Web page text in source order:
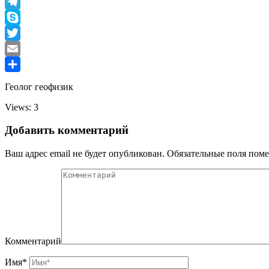
Telegram
Skype
Twitter
Email
Геолог геофизик
Views: 3
Добавить комментарий
Ваш адрес email не будет опубликован. Обязательные поля
Комментарий
Имя*